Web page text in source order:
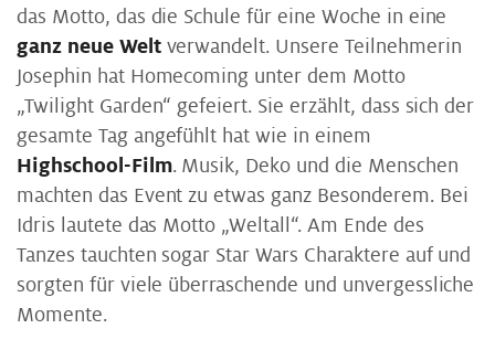
das Motto, das die Schule für eine Woche in eine
ganz neue Weltverwandelt. Unsere Teilnehmerin
Josephin hat Homecoming unter dem Motto
„Twilight Garden“ gefeiert. Sie erzählt, dass sich der
gesamte Tag angefühlt hat wie in einem
Highschool-Film. Musik, Deko und die Menschen
machten das Event zu etwas ganz Besonderem. Bei
Idris lautete das Motto „Weltall“. Am Ende des
Tanzes tauchten sogar Star Wars Charaktere auf und
sorgten für viele überraschende und unvergessliche
Momente.